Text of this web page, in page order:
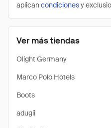
Ver más tiendas
Olight Germany
Marco Polo Hotels
Boots
adugii
aplicancondicionesy